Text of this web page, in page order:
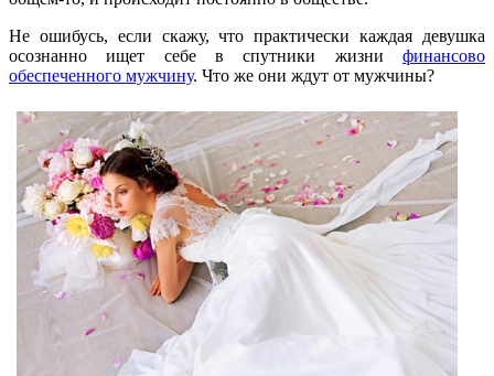
Не ошибусь, если скажу, что практически каждая девушка
осознанно ищет себе в спутники жизни финансово
обеспеченного мужчину. Что же они ждут от мужчины?